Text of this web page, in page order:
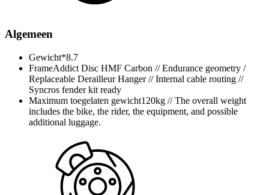
Algemeen
Gewicht*8.7
FrameAddict Disc HMF Carbon // Endurance geometry /
Replaceable Derailleur Hanger // Internal cable routing //
Syncros fender kit ready
Maximum toegelaten gewicht120kg // The overall weight
includes the bike, the rider, the equipment, and possible
additional luggage.